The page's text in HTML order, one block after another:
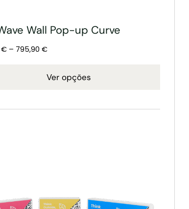
Wall Pop-up Curve
€ – 795,90€
Ver opções